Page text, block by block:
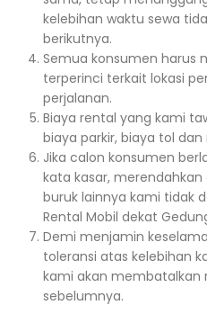
kelebihan waktu sewa
berikutnya.
Semua konsumen harus
terperinci terkait lokasi
perjalanan.
Biaya rental yang kami
biaya parkir, biaya tol dan
Jika calon konsumen
kata kasar,
buruk lainnya kami tidak
Rental Mobil dekat
Demi menjamin
toleransi atas kelebihan
kami akan membatalkan
sebelumnya.